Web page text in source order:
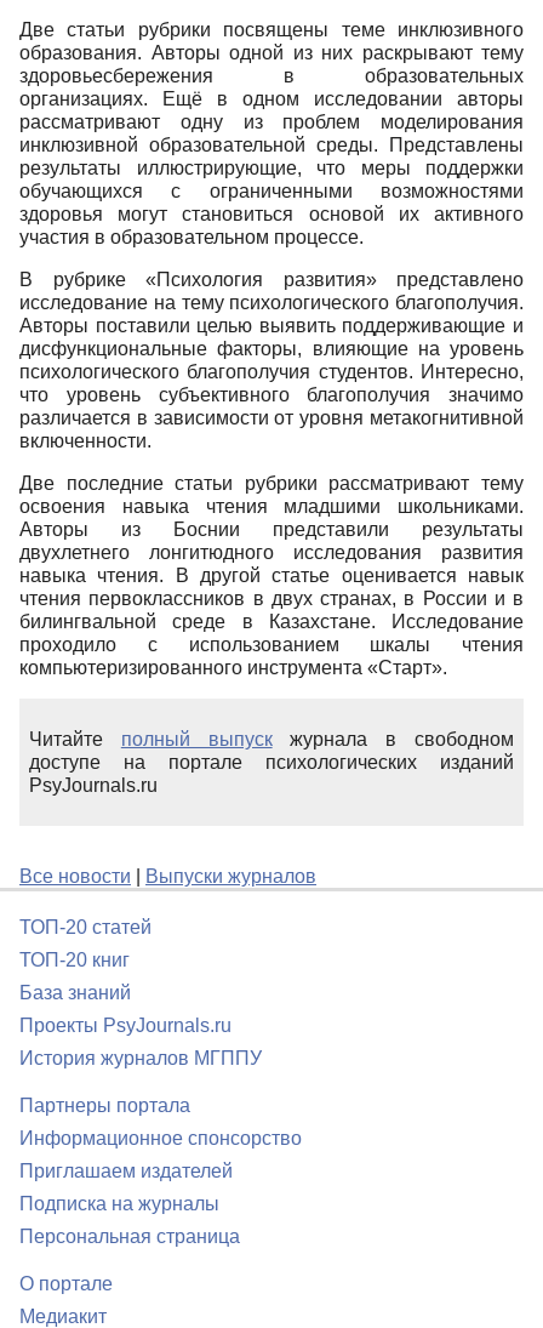
Две статьи рубрики посвящены теме инклюзивного
образования. Авторы одной из них раскрывают тему
здоровьесбережения в образовательных
организациях. Ещё в одном исследовании авторы
рассматривают одну из проблем моделирования
инклюзивной образовательной среды. Представлены
результаты иллюстрирующие, что меры поддержки
обучающихся с ограниченными возможностями
здоровья могут становиться основой их активного
участия в образовательном процессе.
В рубрике «Психология развития» представлено
исследование на тему психологического благополучия.
Авторы поставили целью выявить поддерживающие и
дисфункциональные факторы, влияющие на уровень
психологического благополучия студентов. Интересно,
что уровень субъективного благополучия значимо
различается в зависимости от уровня метакогнитивной
включенности.
Две последние статьи рубрики рассматривают тему
освоения навыка чтения младшими школьниками.
Авторы из Боснии представили результаты
двухлетнего лонгитюдного исследования развития
навыка чтения. В другой статье оценивается навык
чтения первоклассников в двух странах, в России и в
билингвальной среде в Казахстане. Исследование
проходило с использованием шкалы чтения
компьютеризированного инструмента «Старт».
Читайте полный выпускжурнала в свободном
доступе на портале психологических изданий
PsyJournals.ru
Все новости Выпуски журналов
ТОП-20 статей
ТОП-20 книг
База знаний
Проекты PsyJournals.ru
История журналов МГППУ
Партнеры портала
Информационное спонсорство
Приглашаем издателей
Подписка на журналы
Персональная страница
О портале
Медиакит